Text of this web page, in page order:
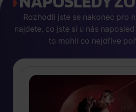
Rozhodli jste se nakonec pro
najdete, co jste si u nás
to mohli co nejdříve